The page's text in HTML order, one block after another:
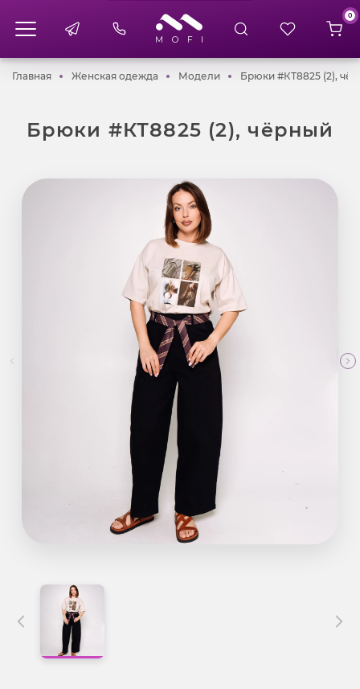
0
ГлавнаяГлавнаяЖенская одежда Женская одежда
МоделиМоделиБрюки #КТ8825 (2),
Брюки #КТ8825 (2), чёрный